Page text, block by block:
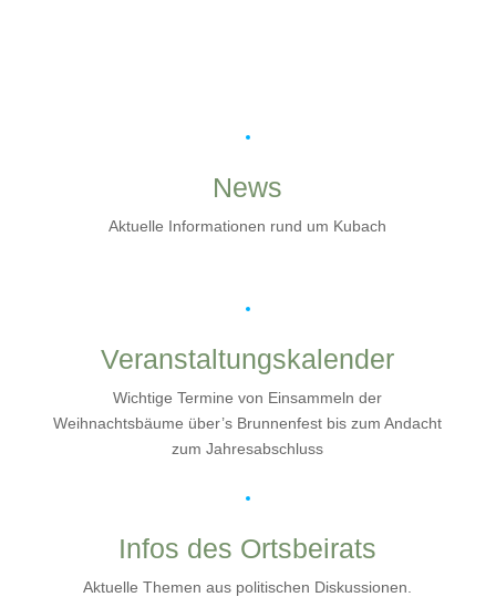
News
Aktuelle Informationen rund um Kubach
Veranstaltungskalender
Wichtige Termine von Einsammeln der
Weihnachtsbäume über’s Brunnenfest bis zum Andacht
zum Jahresabschluss
Infos des Ortsbeirats
Aktuelle Themen aus politischen Diskussionen.